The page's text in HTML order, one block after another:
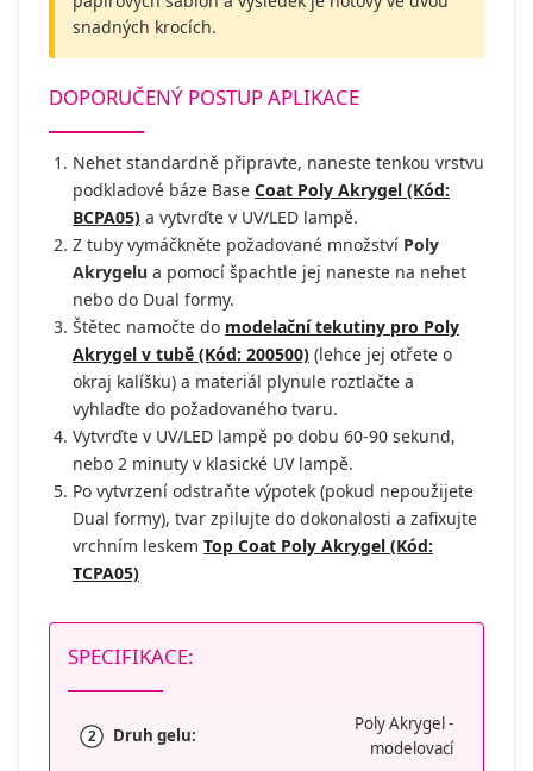
snadných krocích.
DOPORUČENÝ POSTUP APLIKACE
Nehet standardně připravte, naneste tenkou vrstvu
podkladové báze Base Coat Poly Akrygel (Kód:
BCPA05) a vytvrďte v UV/LED lampě.
Z tuby vymáčkněte požadované množství Poly
Akrygelu a pomocí špachtle jej naneste na nehet
nebo do Dual formy.
Štětec namočte do modelační tekutiny pro Poly
Akrygel v tubě (Kód: 200500) (lehce jej otřete o
okraj kalíšku) a materiál plynule roztlačte a
vyhlaďte do požadovaného tvaru.
Vytvrďte v UV/LED lampě po dobu 60-90 sekund,
nebo 2 minuty v klasické UV lampě.
Po vytvrzení odstraňte výpotek (pokud nepoužijete
Dual formy), tvar zpilujte do dokonalosti a zafixujte
vrchním leskem Top Coat Poly Akrygel (Kód:
TCPA05)
SPECIFIKACE:
2 Druh gelu:
Poly Akrygel -
modelovací